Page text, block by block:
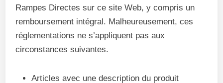
Rampes Directes sur ce site Web, y compris un
remboursement intégral. Malheureusement, ces
réglementations ne s’appliquent pas aux
circonstances suivantes.
Articles avec une description du produit